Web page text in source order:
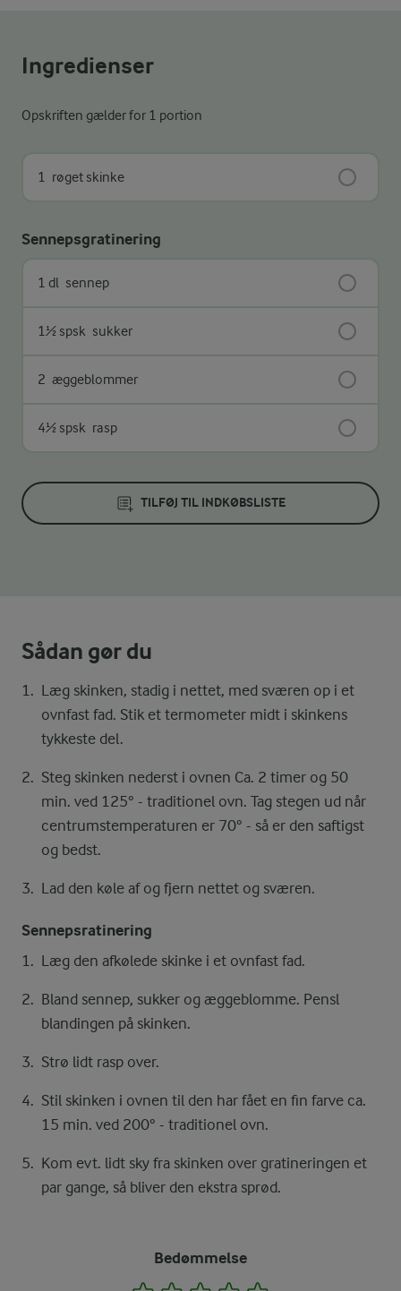
Ingredienser
Opskriften gælder for 1 portion
1 røget skinke
Sennepsgratinering
1 dl sennep
1½ spsk sukker
2 æggeblommer
4½ spsk rasp
TILFØJ TIL INDKØBSLISTE
Sådan gør du
Læg skinken, stadig i nettet, med sværen op i et
ovnfast fad. Stik et termometer midt i skinkens
tykkeste del.
Steg skinken nederst i ovnen Ca. 2 timer og 50
min. ved 125° - traditionel ovn. Tag stegen ud når
centrumstemperaturen er 70° - så er den saftigst
og bedst.
Lad den køle af og fjern nettet og sværen.
Sennepsratinering
Læg den afkølede skinke i et ovnfast fad.
Bland sennep, sukker og æggeblomme. Pensl
blandingen på skinken.
Strø lidt rasp over.
Stil skinken i ovnen til den har fået en fin farve ca.
15 min. ved 200° - traditionel ovn.
Kom evt. lidt sky fra skinken over gratineringen et
par gange, så bliver den ekstra sprød.
Bedømmelse